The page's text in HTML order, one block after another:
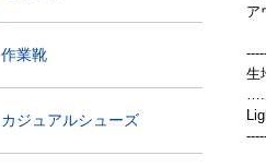
作業靴
カジュアルシューズ
ア
生